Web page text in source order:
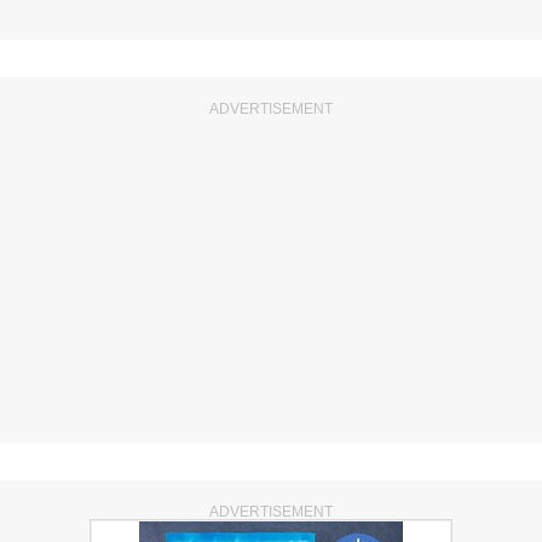
ADVERTISEMENT
ADVERTISEMENT